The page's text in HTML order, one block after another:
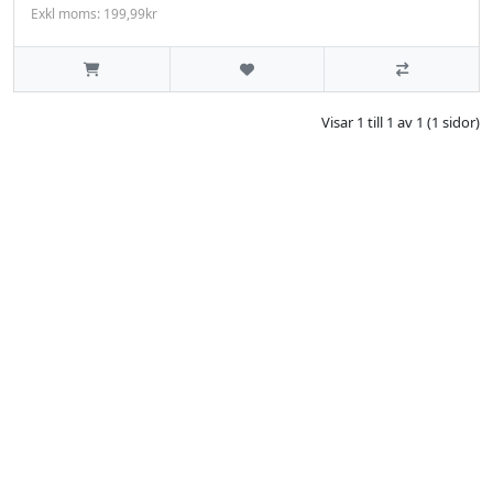
Exkl moms: 199,99kr
Visar 1 till 1 av 1 (1 sidor)